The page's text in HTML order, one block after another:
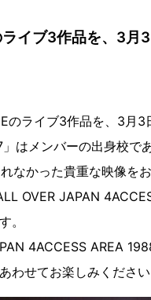
イブ3作品を、3月
のライブ3作品を、3月3
」はメンバーの出身校
なかった貴重な映像を
OVER JAPAN
。
4ACCESS AREA
わせてお楽しみください